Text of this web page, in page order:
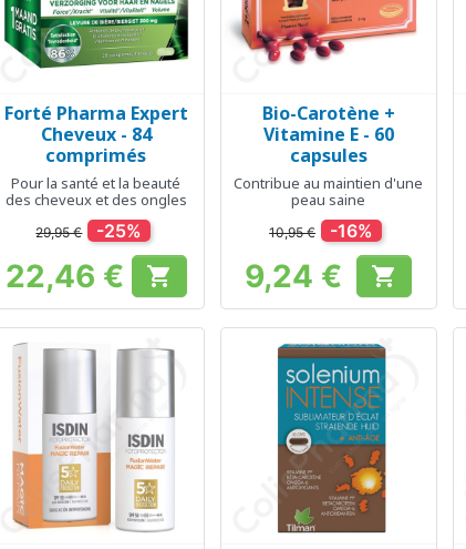
Aperçu rapide
Forté Pharma Expert
Cheveux - 84
comprimés
Pour la santé et la beauté
des cheveux et des ongles
29,95 € -25%
Prix
22,46 € 
Aperçu rapide
Bio-Carotène +
Vitamine E - 60
capsules
Contribue au maintien d'une
peau saine
10,95 € -16%
Prix
9,24 € 